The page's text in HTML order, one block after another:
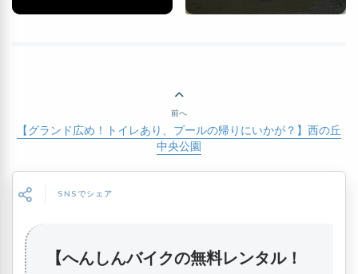
前へ
【グランド広め！トイレあり、プールの帰りにいかが？】西の丘
中央公園
SNSでシェア
【へんしんバイクの無料レンタル！